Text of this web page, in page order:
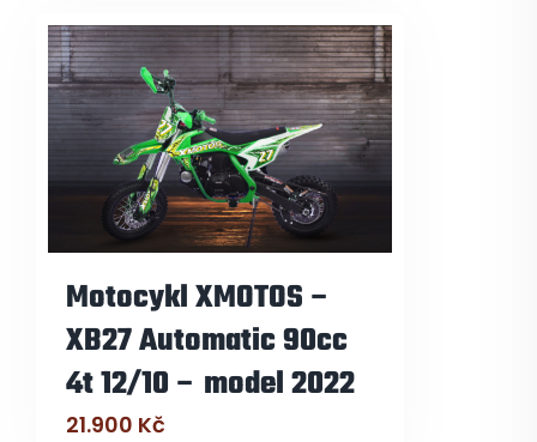
Motocykl XMOTOS –
XB27 Automatic 90cc
4t 12/10 – model 2022
21.900 Kč